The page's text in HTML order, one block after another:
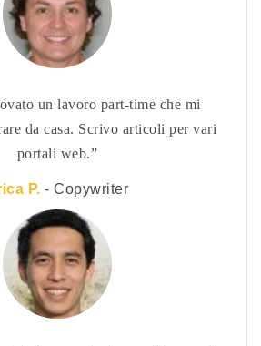
un lavoro part-time che mi
da casa. Scrivo articoli per vari
portali web.
P. - Copywriter